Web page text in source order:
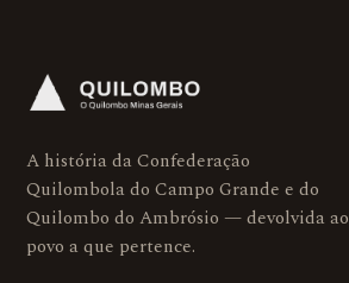
A história da Confederação
Quilombola do Campo Grande e do
Quilombo do Ambrósio — devolvida ao
povo a que pertence.